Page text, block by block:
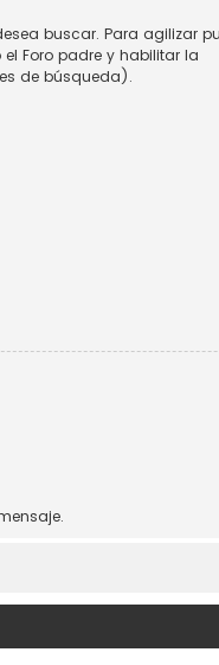
buscar. Para agilizar
Foro padre y habilitar la
de búsqueda).